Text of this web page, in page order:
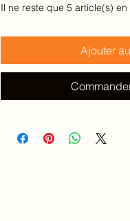
Il ne reste que 5 article(s) en
Ajouter